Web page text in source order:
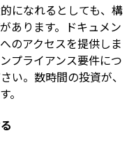
になれるとしても、構
あります。ドキュメン
のアクセスを提供しま
プライアンス要件につ
い。数時間の投資が、
。